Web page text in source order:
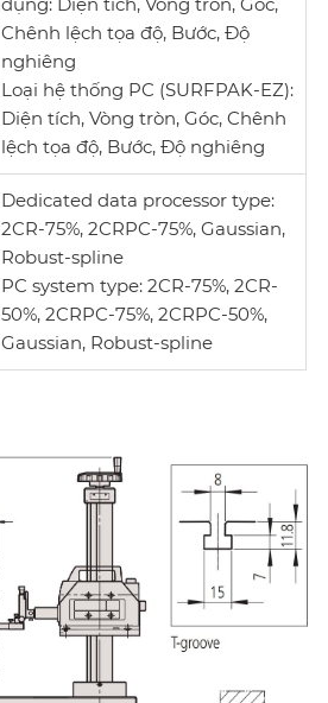
Chênh lệch tọa độ, Bước, Độ
nghiêng
Loại hệ thống PC (SURFPAK-EZ):
Diện tích, Vòng tròn, Góc, Chênh
lệch tọa độ, Bước, Độ nghiêng
Dedicated data processor type:
2CR-75%, 2CRPC-75%, Gaussian,
Robust-spline
PC system type: 2CR-75%, 2CR-
50%, 2CRPC-75%, 2CRPC-50%,
Gaussian, Robust-spline